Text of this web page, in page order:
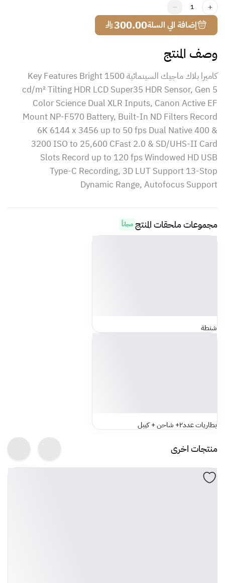
1
إضافة الي السلة300.00
¥
وصف المنتج
كاميرا بلاك ماجيك السينمائية Key Features Bright 1500
cd/m² Tilting HDR LCD Super35 HDR Sensor, Gen 5
Color Science Dual XLR Inputs, Canon Active EF
Mount NP-F570 Battery, Built-In ND Filters Record
6K 6144 x 3456 up to 50 fps Dual Native 400 &
3200 ISO to 25,600 CFast 2.0 & SD/UHS-II Card
Slots Record up to 120 fps Windowed HD USB
Type-C Recording, 3D LUT Support 13-Stop
Dynamic Range, Autofocus Support
مجموعات ملحقات المنتج مجاناً
شنطة
بطاريات عدد٢+ شاحن + كيبل
منتجات اخرى